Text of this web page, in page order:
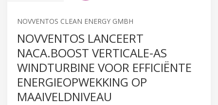
NOVVENTOS CLEAN ENERGY GMBH
NOVVENTOS LANCEERT
NACA.BOOST VERTICALE-AS
WINDTURBINE VOOR EFFICIËNTE
ENERGIEOPWEKKING OP
MAAIVELDNIVEAU